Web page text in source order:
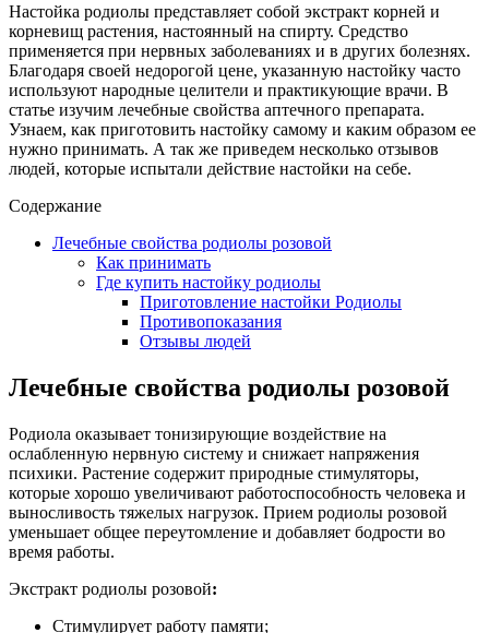
Настойка родиолы представляет собой экстракт корней и
корневищ растения, настоянный на спирту. Средство
применяется при нервных заболеваниях и в других болезнях.
Благодаря своей недорогой цене, указанную настойку часто
используют народные целители и практикующие врачи. В
статье изучим лечебные свойства аптечного препарата.
Узнаем, как приготовить настойку самому и каким образом ее
нужно принимать. А так же приведем несколько отзывов
людей, которые испытали действие настойки на себе.
Содержание
Лечебные свойства родиолы розовой
Как принимать
Где купить настойку родиолы
Приготовление настойки Родиолы
Противопоказания
Отзывы людей
Лечебные свойства родиолы розовой
Родиола оказывает тонизирующие воздействие на
ослабленную нервную систему и снижает напряжения
психики. Растение содержит природные стимуляторы,
которые хорошо увеличивают работоспособность человека и
выносливость тяжелых нагрузок. Прием родиолы розовой
уменьшает общее переутомление и добавляет бодрости во
время работы.
Экстракт родиолы розовой:
Стимулирует работу памяти;